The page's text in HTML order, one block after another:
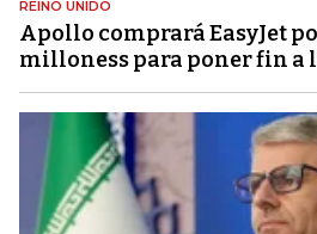
REINO UNIDO
Apollo comprará EasyJet
milloness para poner fin a